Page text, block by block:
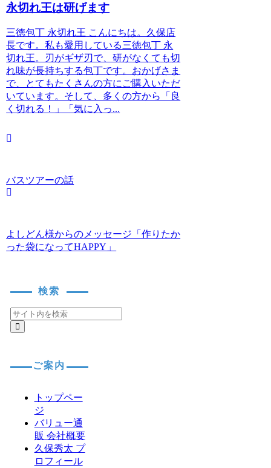
永切れ王は研げます
三徳包丁 永切れ王 こんにちは。久保店
長です。私も愛用している三徳包丁 永
切れ王。刃がギザ刃で、研がなくても切
れ味が長持ちする包丁です。おかげさま
で、とてもたくさんの方にご購入いただ
いています。そして、多くの方から「良
く切れる！」「気に入っ...
バスツアーの話
よしどん様からのメッセージ「作りたか
った袋になってHAPPY」
検索
ご案内
トップペー
ジ
バリュー通
販 会社概要
久保秀太 プ
ロフィール